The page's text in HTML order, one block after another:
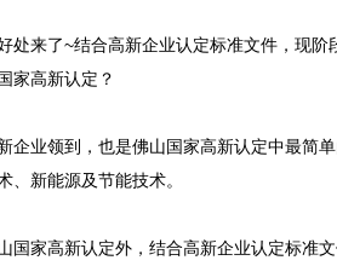
处来了~结合高新企业认定标准文件，现
家高新认定？
企业领到，也是佛山国家高新认定中最简
、新能源及节能技术。
国家高新认定外，结合高新企业认定标准